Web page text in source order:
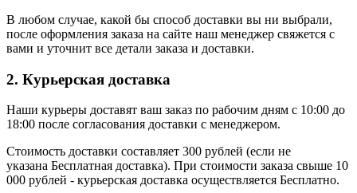
В любом случае, какой бы способ доставки вы ни выбрали,
после оформления заказа на сайте наш менеджер свяжется с
вами и уточнит все детали заказа и доставки.
2. Курьерская доставка
Наши курьеры доставят ваш заказ по рабочим дням с 10:00 до
18:00 после согласования доставки с менеджером.
Стоимость доставки составляет 300 рублей (если не
указана Бесплатная доставка). При стоимости заказа свыше 10
000 рублей - курьерская доставка осуществляется Бесплатно.